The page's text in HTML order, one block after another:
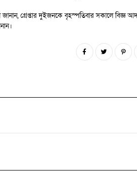
জানান, গ্রেপ্তার দুইজনকে বৃহস্পতিবার সকালে